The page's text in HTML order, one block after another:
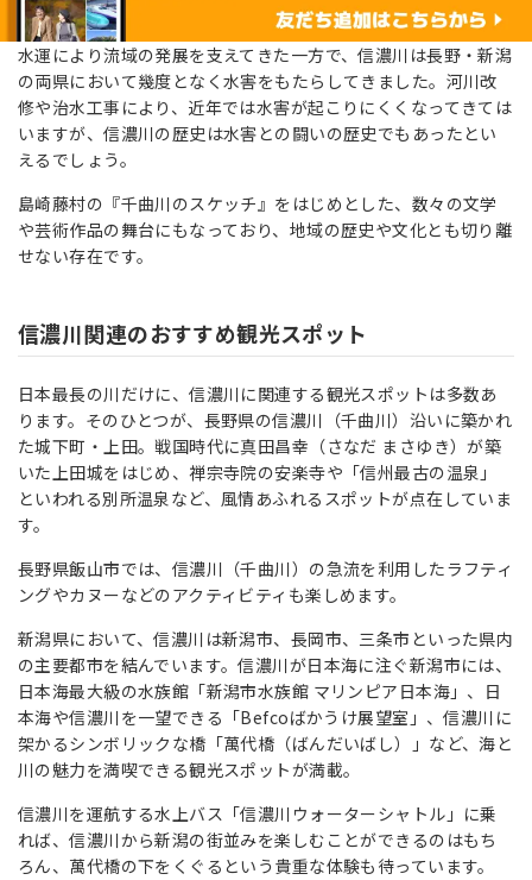
水運により流域の発展を支えてきた一方で、信濃川は長野・新潟
の両県において幾度となく水害をもたらしてきました。河川改
修や治水工事により、近年では水害が起こりにくくなってきては
いますが、信濃川の歴史は水害との闘いの歴史でもあったとい
えるでしょう。
島崎藤村の『千曲川のスケッチ』をはじめとした、数々の文学
や芸術作品の舞台にもなっており、地域の歴史や文化とも切り離
せない存在です。
信濃川関連のおすすめ観光スポット
日本最長の川だけに、信濃川に関連する観光スポットは多数あ
ります。そのひとつが、長野県の信濃川（千曲川）沿いに築かれ
た城下町・上田。戦国時代に真田昌幸（さなだ まさゆき）が築
いた上田城をはじめ、禅宗寺院の安楽寺や「信州最古の温泉」
といわれる別所温泉など、風情あふれるスポットが点在していま
す。
長野県飯山市では、信濃川（千曲川）の急流を利用したラフティ
ングやカヌーなどのアクティビティも楽しめます。
新潟県において、信濃川は新潟市、長岡市、三条市といった県内
の主要都市を結んでいます。信濃川が日本海に注ぐ新潟市には、
日本海最大級の水族館「新潟市水族館 マリンピア日本海」、日
本海や信濃川を一望できる「Befcoばかうけ展望室」、信濃川に
架かるシンボリックな橋「萬代橋（ばんだいばし）」など、海と
川の魅力を満喫できる観光スポットが満載。
信濃川を運航する水上バス「信濃川ウォーターシャトル」に乗
れば、信濃川から新潟の街並みを楽しむことができるのはもち
ろん、萬代橋の下をくぐるという貴重な体験も待っています。